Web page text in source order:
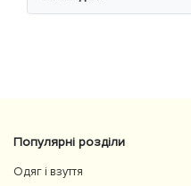
Популярні розділи
Одяг і взуття